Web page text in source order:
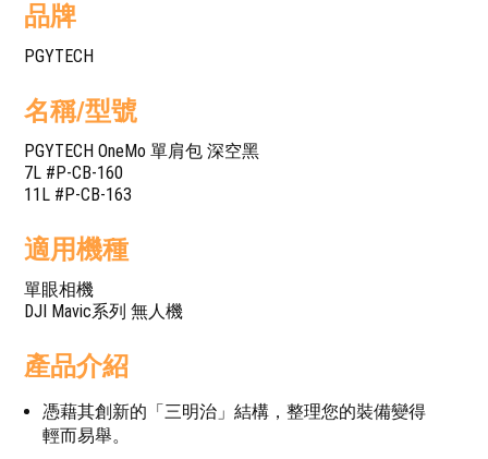
品牌
PGYTECH
名稱/型號
PGYTECH OneMo 單肩包 深空黑
7L #P-CB-160
11L #P-CB-163
適用機種
單眼相機
DJI Mavic系列 無人機
產品介紹
憑藉其創新的「三明治」結構，整理您的裝備變得
輕而易舉。